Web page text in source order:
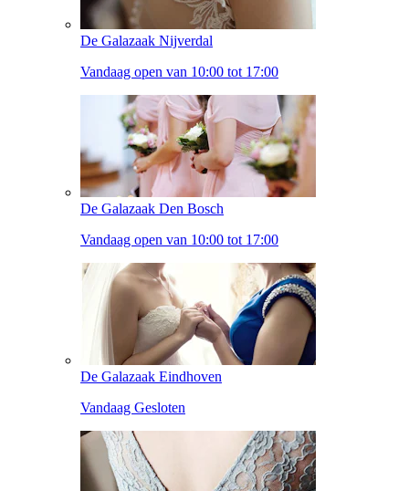
De Galazaak Nijverdal
Vandaag open van 10:00 tot 17:00
De Galazaak Den Bosch
Vandaag open van 10:00 tot 17:00
De Galazaak Eindhoven
Vandaag Gesloten